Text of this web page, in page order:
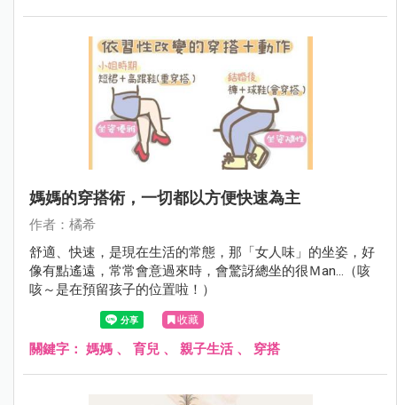
媽媽的穿搭術，一切都以方便快速為主
作者：橘希
舒適、快速，是現在生活的常態，那「女人味」的坐姿，好
像有點遙遠，常常會意過來時，會驚訝總坐的很Ｍan...（咳
咳～是在預留孩子的位置啦！）
收藏
關鍵字： 媽媽 、 育兒 、 親子生活、 穿搭